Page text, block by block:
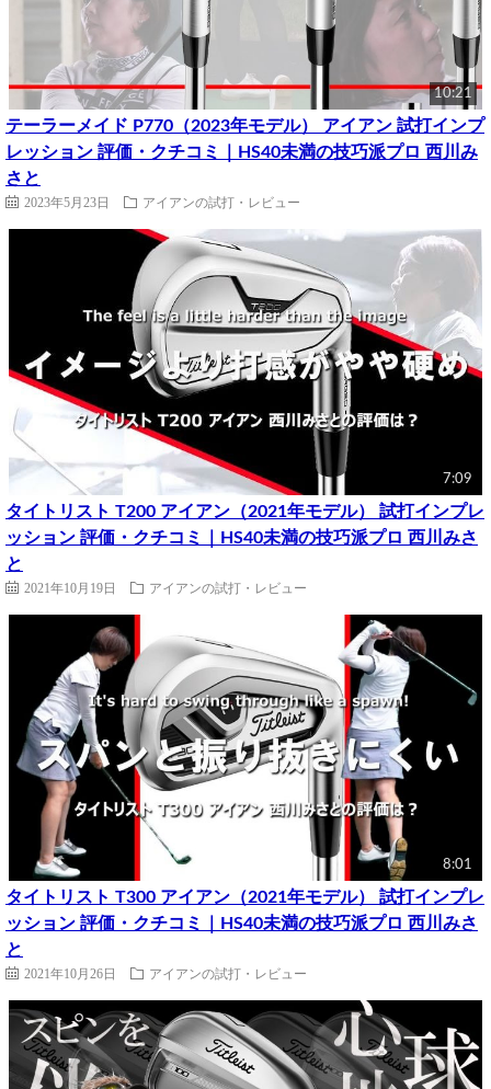
10:21
テーラーメイド P770（2023年モデル） アイアン 試打インプ
レッション 評価・クチコミ｜HS40未満の技巧派プロ 西川み
さと
2023年5月23日 アイアンの試打・レビュー
7:09
タイトリスト T200 アイアン（2021年モデル） 試打インプレ
ッション 評価・クチコミ｜HS40未満の技巧派プロ 西川みさ
と
2021年10月19日 アイアンの試打・レビュー
8:01
タイトリスト T300 アイアン（2021年モデル） 試打インプレ
ッション 評価・クチコミ｜HS40未満の技巧派プロ 西川みさ
と
2021年10月26日 アイアンの試打・レビュー